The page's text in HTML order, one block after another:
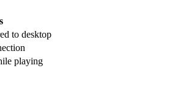
to desktop
playing